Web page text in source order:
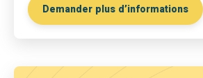
Demander plus d’informations